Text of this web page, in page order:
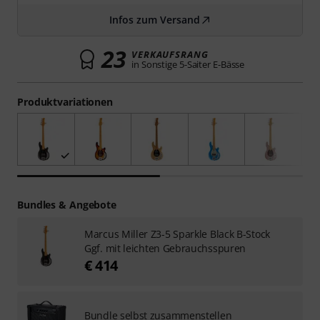
Produktvariationen
Infos zum Versand
23 VERKAUFSRANG
in Sonstige 5-Saiter E-Bässe
Bundles & Angebote
Marcus Miller Z3-5 Sparkle Black B-Stock
Ggf. mit leichten Gebrauchsspuren
€ 414
Bundle selbst zusammenstellen